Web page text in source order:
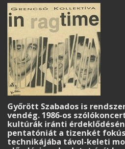
Győrött Szabados is
vendég. 1986-os
kultúrák iránti
pentatóniát a tizenkét
technikájába távol-keleti